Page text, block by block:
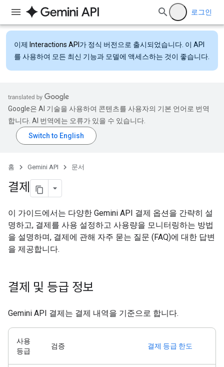
로그인
이제 Interactions API 가 정식 버전으로 출시되었습니다. 이 API
를 사용하여 모든 최신 기능과 모델에 액세스하는 것이 좋습니다.
Google은 AI 기술을 사용하여 콘텐츠를 사용자의 기본 언어로 번역
합니다. AI 번역에는 오류가 있을 수 있습니다.
홈 Gemini API 문서
결제
이 가이드에서는 다양한 Gemini API 결제 옵션을 간략히 설
명하고, 결제를 사용 설정하고 사용량을 모니터링하는 방법
을 설명하며, 결제에 관해 자주 묻는 질문 (FAQ)에 대한 답변
을 제공합니다.
결제 및 등급 정보
Gemini API 결제는 결제 내역을 기준으로 합니다.
사용
등급
검증 결제 등급 한도